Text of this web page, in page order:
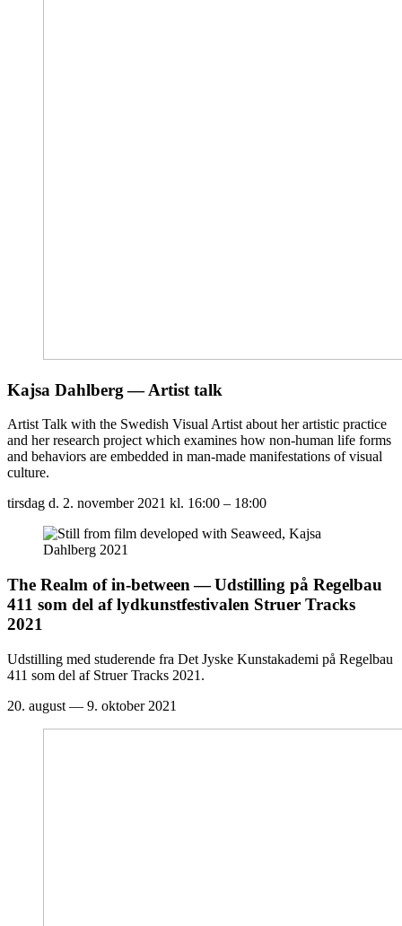
Kajsa Dahlberg — Artist talk
Artist Talk with the Swedish Visual Artist about her artistic practice
and her research project which examines how non-human life forms
and behaviors are embedded in man-made manifestations of visual
culture.
tirsdag d. 2. november 2021 kl. 16:00 – 18:00
The Realm of in-between — Udstilling på Regelbau
411 som del af lydkunstfestivalen Struer Tracks
2021
Udstilling med studerende fra Det Jyske Kunstakademi på Regelbau
411 som del af Struer Tracks 2021.
20. august — 9. oktober 2021